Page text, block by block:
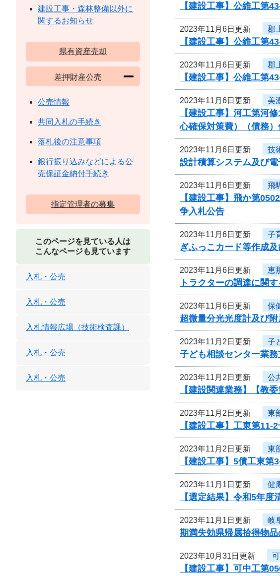
【建設工事】公維工第
2023年11月6日更新 郡
【建設工事】公維工第
2023年11月6日更新 郡
【建設工事】公維工第
2023年11月6日更新 美
【建設工事】河工第河
心確保対策費）（債務
2023年11月6日更新 技
設計積算システム及び
2023年11月6日更新 飛
【建設工事】飛か第
争入札公告
2023年11月6日更新 子
ぎふっこカード等作成
2023年11月6日更新 恵
トラクターの調達に関
2023年11月6日更新 保
超微量分光光度計及び
2023年11月2日更新 子
子ども相談センター業
2023年11月2日更新 公
【建設関連業務】【教
2023年11月2日更新 東
【建設工事】工東第
2023年11月2日更新 東
【建設工事】5債工東
2023年11月1日更新 健
【選定結果】令和5年
2023年11月1日更新 岐
期満失効県帰属拾得物
2023年10月31日更新
【建設工事】可中工第
建設工事・森林整備以外に
関するお知らせ
県有資産売却
差押財産公売
公売情報
共同入札の手続き
落札後の注意事項
銀行振り込みなどによる公
売保証金納付手続き
指定管理者の募集
このページを見ている人は
こんなページも見ています
入札・公売
入札・公売
入札情報広場（技術検査課）
入札・公売
入札・公売